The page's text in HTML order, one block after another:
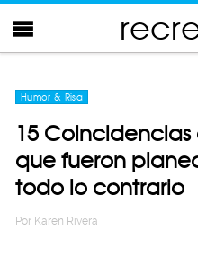
Humor & Risa
15
que fueron
todo lo contrario
Por Karen Rivera